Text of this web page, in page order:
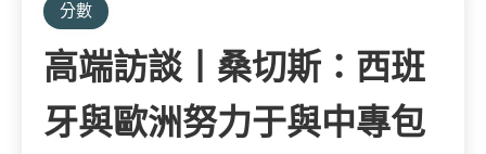
分數
高端訪談丨桑切斯：西班
牙與歐洲努力于與中專包